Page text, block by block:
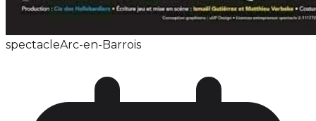
spectacleArc-en-Barrois